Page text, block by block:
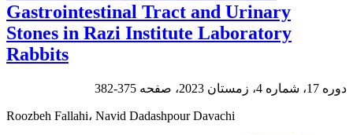
Gastrointestinal Tract and Urinary
Stones in Razi Institute Laboratory
Rabbits
دوره 17، شماره 4، زمستان 2023، صفحه 375-382
Roozbeh Fallahi، Navid Dadashpour Davachi